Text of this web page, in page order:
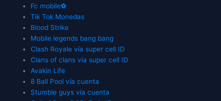
Fc mobile⚽
Tik Tok Monedas
Blood Strike
Mobile legends bang bang
Clash Royale vía super cell ID
Clans of clans via super cell ID
Avakin Life
8 Ball Pool vía cuenta
Stumble guys vía cuenta